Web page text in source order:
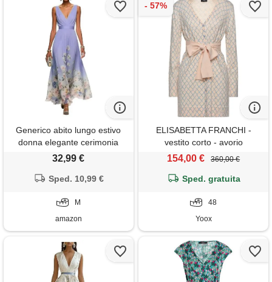
Generico abito lungo estivo
donna elegante cerimonia
vestito matrimonio invitata
scollo a v sexy maxi taglie forti
spiaggia vacanza moda 2026
(a01, m)
32,99 €
Sped. 10,99 €
M
amazon
ELISABETTA FRANCHI -
vestito corto - avorio
154,00 € 360,00 €
Sped. gratuita
48
Yoox